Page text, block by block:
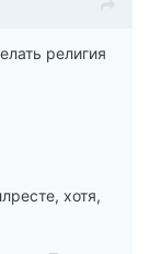
религия
хотя,